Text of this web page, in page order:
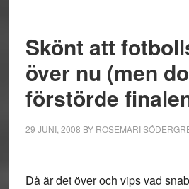
Skönt att
över nu (men
förstörde
29 JUNI, 2008 BY ROSEMARI
Då är det över och vips vad